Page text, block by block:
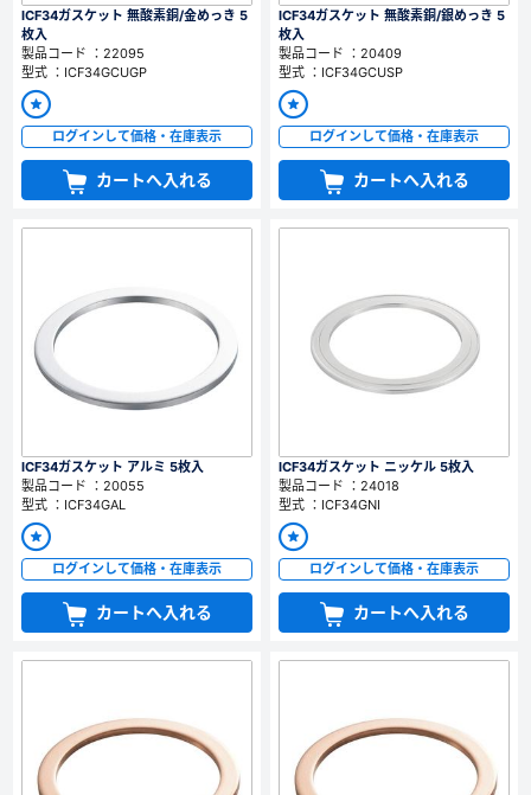
ICF34ガスケット 無酸素銅/金めっき 5
枚入
製品コード ：22095
型式 ：ICF34GCUGP
ログインして価格・在庫表示
カートへ入れる
ICF34ガスケット 無酸素銅/銀めっき 5
枚入
製品コード ：20409
型式 ：ICF34GCUSP
ログインして価格・在庫表示
カートへ入れる
ICF34ガスケット アルミ 5枚入
製品コード ：20055
型式 ：ICF34GAL
ログインして価格・在庫表示
カートへ入れる
ICF34ガスケット ニッケル 5枚入
製品コード ：24018
型式 ：ICF34GNI
ログインして価格・在庫表示
カートへ入れる